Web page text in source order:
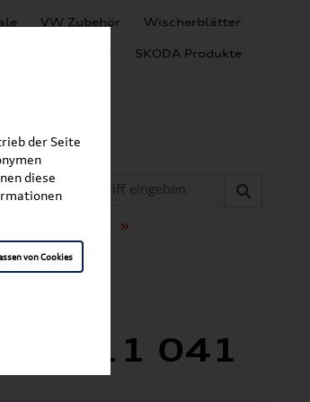
VW Zubehör Wischerblätter
SEAT Produkte SKODA Produkte
»
041
der Seite
diese
von Cookies